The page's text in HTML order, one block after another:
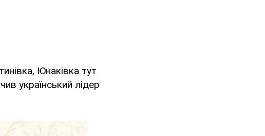
Юнаківка тут
український лідер